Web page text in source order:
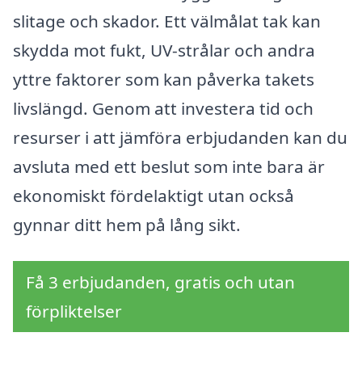
slitage och skador. Ett välmålat tak kan
skydda mot fukt, UV-strålar och andra
yttre faktorer som kan påverka takets
livslängd. Genom att investera tid och
resurser i att jämföra erbjudanden kan du
avsluta med ett beslut som inte bara är
ekonomiskt fördelaktigt utan också
gynnar ditt hem på lång sikt.
Få 3 erbjudanden, gratis och utan
förpliktelser